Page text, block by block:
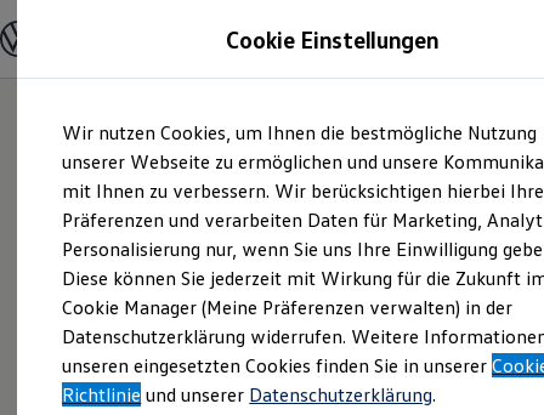
Hauptinhalt
springen
Footer
springen
Modelle und Konfigurator
Modelle vergleichen
Elektroautos
ENERGY Sondermodelle
Nutzfahrzeuge
SUV und CUV
Familienautos
Kombis
Kompaktwagen
Sportwagen
Schnell verfügbare Fahrzeuge
Angebote und Produkte
Aktuelle Angebote
E-Auto-Förderung
Volkswagen Marktplatz
Cookie Einstellungen
Wir nutzen Cookies, um Ihnen die bestmögliche Nutzung
unserer Webseite zu ermöglichen und unsere
mit Ihnen zu verbessern. Wir berücksichtigen hierbei Ihre
Präferenzen und verarbeiten Daten für Marketing,
Personalisierung nur, wenn Sie uns Ihre Einwilligung
Diese können Sie jederzeit mit Wirkung für die Zukunft
Cookie Manager (Meine Präferenzen verwalten) in der
Datenschutzerklärung widerrufen. Weitere
unseren eingesetzten Cookies finden Sie in unserer
Richtlinie und unserer Datenschutzerklärung.